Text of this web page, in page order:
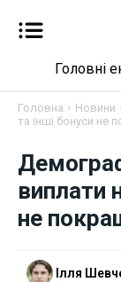
Новини
Бізнес
Головні
Головна Новини
та інші бонуси не
виплати
не
Ілля